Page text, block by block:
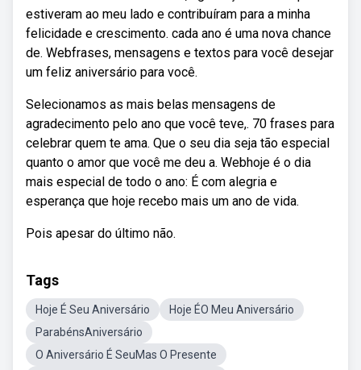
estiveram ao meu lado e contribuíram para a minha
felicidade e crescimento. cada ano é uma nova chance
de. Webfrases, mensagens e textos para você desejar
um feliz aniversário para você.
Selecionamos as mais belas mensagens de
agradecimento pelo ano que você teve,. 70 frases para
celebrar quem te ama. Que o seu dia seja tão especial
quanto o amor que você me deu a. Webhoje é o dia
mais especial de todo o ano: É com alegria e
esperança que hoje recebo mais um ano de vida.
Pois apesar do último não.
Tags
Hoje É Seu Aniversário
Hoje ÉO Meu Aniversário
ParabénsAniversário
O Aniversário É SeuMas O Presente